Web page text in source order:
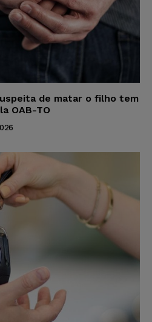
de matar o filho tem
OAB-TO